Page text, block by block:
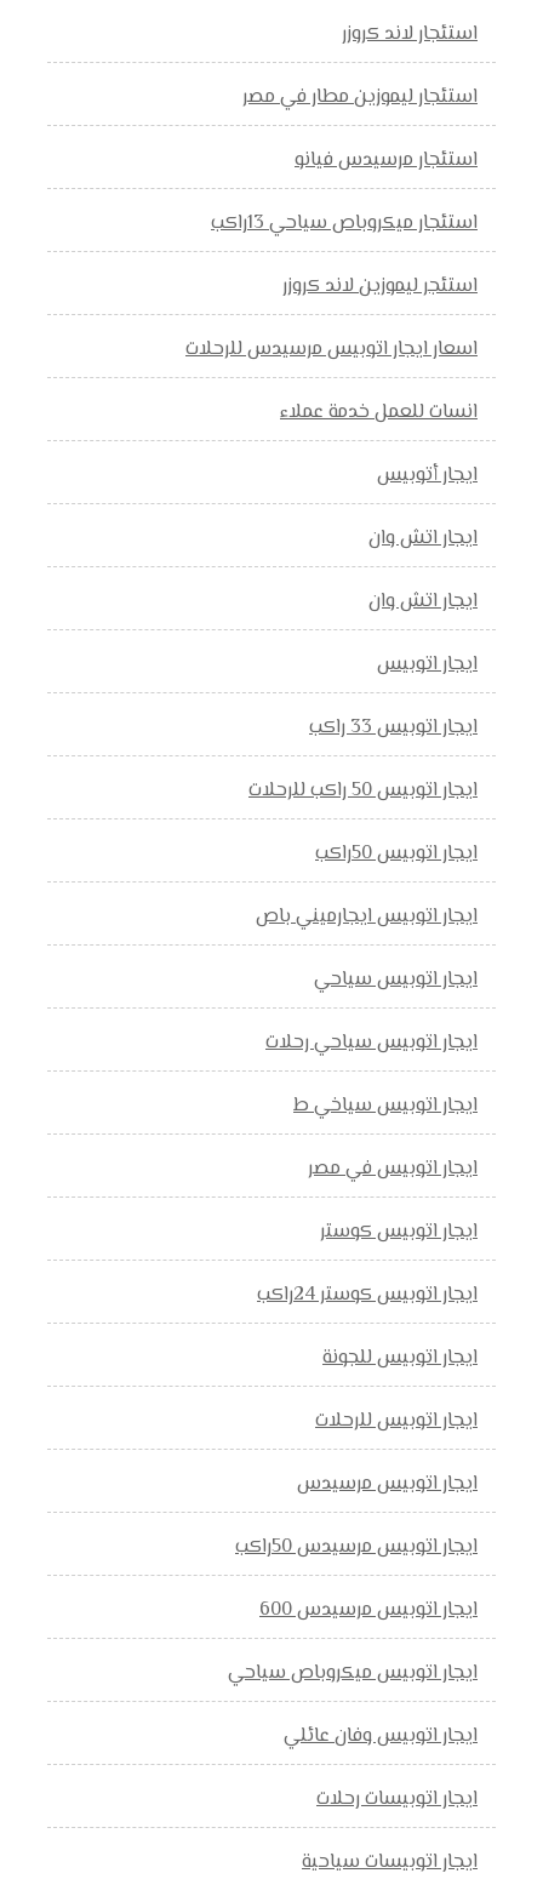
استئجار لاند كروزر
استئجار ليموزين مطار في مصر
استئجار مرسيدس فيانو
استئجار ميكروباص سياحي 13راكب
استئجر ليموزين لاند كروزر
اسعار ايجار اتوبيس مرسيدس للرحلات
انسات للعمل خدمة عملاء
ايجار أتوبيس
ايجار اتش وان
ايجار اتش وان
ايجار اتوبيس
ايجار اتوبيس 33 راكب
ايجار اتوبيس 50 راكب للرحلات
ايجار اتوبيس 50راكب
ايجار اتوبيس ايجارميني باص
ايجار اتوبيس سياحي
ايجار اتوبيس سياحي رحلات
ايجار اتوبيس سياخي ط
ايجار اتوبيس في مصر
ايجار اتوبيس كوستر
ايجار اتوبيس كوستر 24راكب
ايجار اتوبيس للجونة
ايجار اتوبيس للرحلات
ايجار اتوبيس مرسيدس
ايجار اتوبيس مرسيدس 50راكب
ايجار اتوبيس مرسيدس 600
ايجار اتوبيس ميكروباص سياحي
ايجار اتوبيس وفان عائلي
ايجار اتوبيسات رحلات
ايجار اتوبيسات سياحية